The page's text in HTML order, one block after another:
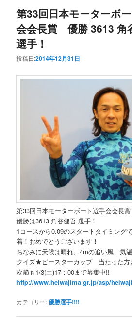
第33回日本モーターボ
会会長賞 優勝 3613 角
選手！
投稿日:2014年12月31日
第33回日本モーターボート選手会会長賞
優勝は3613 角谷健吾 選手！
1コースから0.09のスタートタイミング
着！おめでとうございます！
ちなみに天候は晴れ、4mの追い風、気
クイズ★ピースターカップ 当たった方
次節も1/3(土)17：00まで募集中!!
http://www.heiwajima.gr.jp/asp/
カテゴリー:優勝選手!!!!